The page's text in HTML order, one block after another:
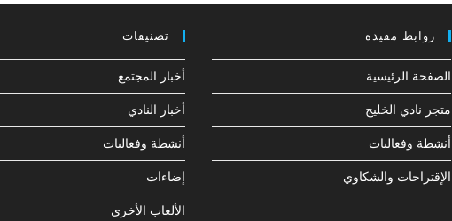
روابط مفيدة
الصفحة الرئيسية
متجر نادي الخليج
أنشطة وفعاليات
الإقتراحات والشكاوي
تصنيفات
أخبار المجتمع
أخبار النادي
أنشطة وفعاليات
إضاءات
الألعاب الأخرى